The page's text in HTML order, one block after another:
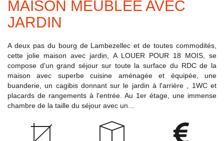
MAISON MEUBLEE AVEC
JARDIN
A deux pas du bourg de Lambezellec et de toutes commodités,
cette jolie maison avec jardin, A LOUER POUR 18 MOIS, se
compose d'un grand séjour sur toute la surface du RDC de la
maison avec superbe cuisine aménagée et équipée, une
buanderie, un cagibis donnant sur le jardin à l'arrière , 1WC et
placards de rangements à l'entrée. Au 1er étage, une immense
chambre de la taille du séjour avec un...